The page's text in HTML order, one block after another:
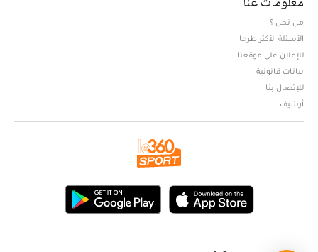
من نحن ؟
الأسئلة الأكثر طرحا
للإعلان على موقعنا
بيانات قانونية
للإتصال بنا
أرشيف